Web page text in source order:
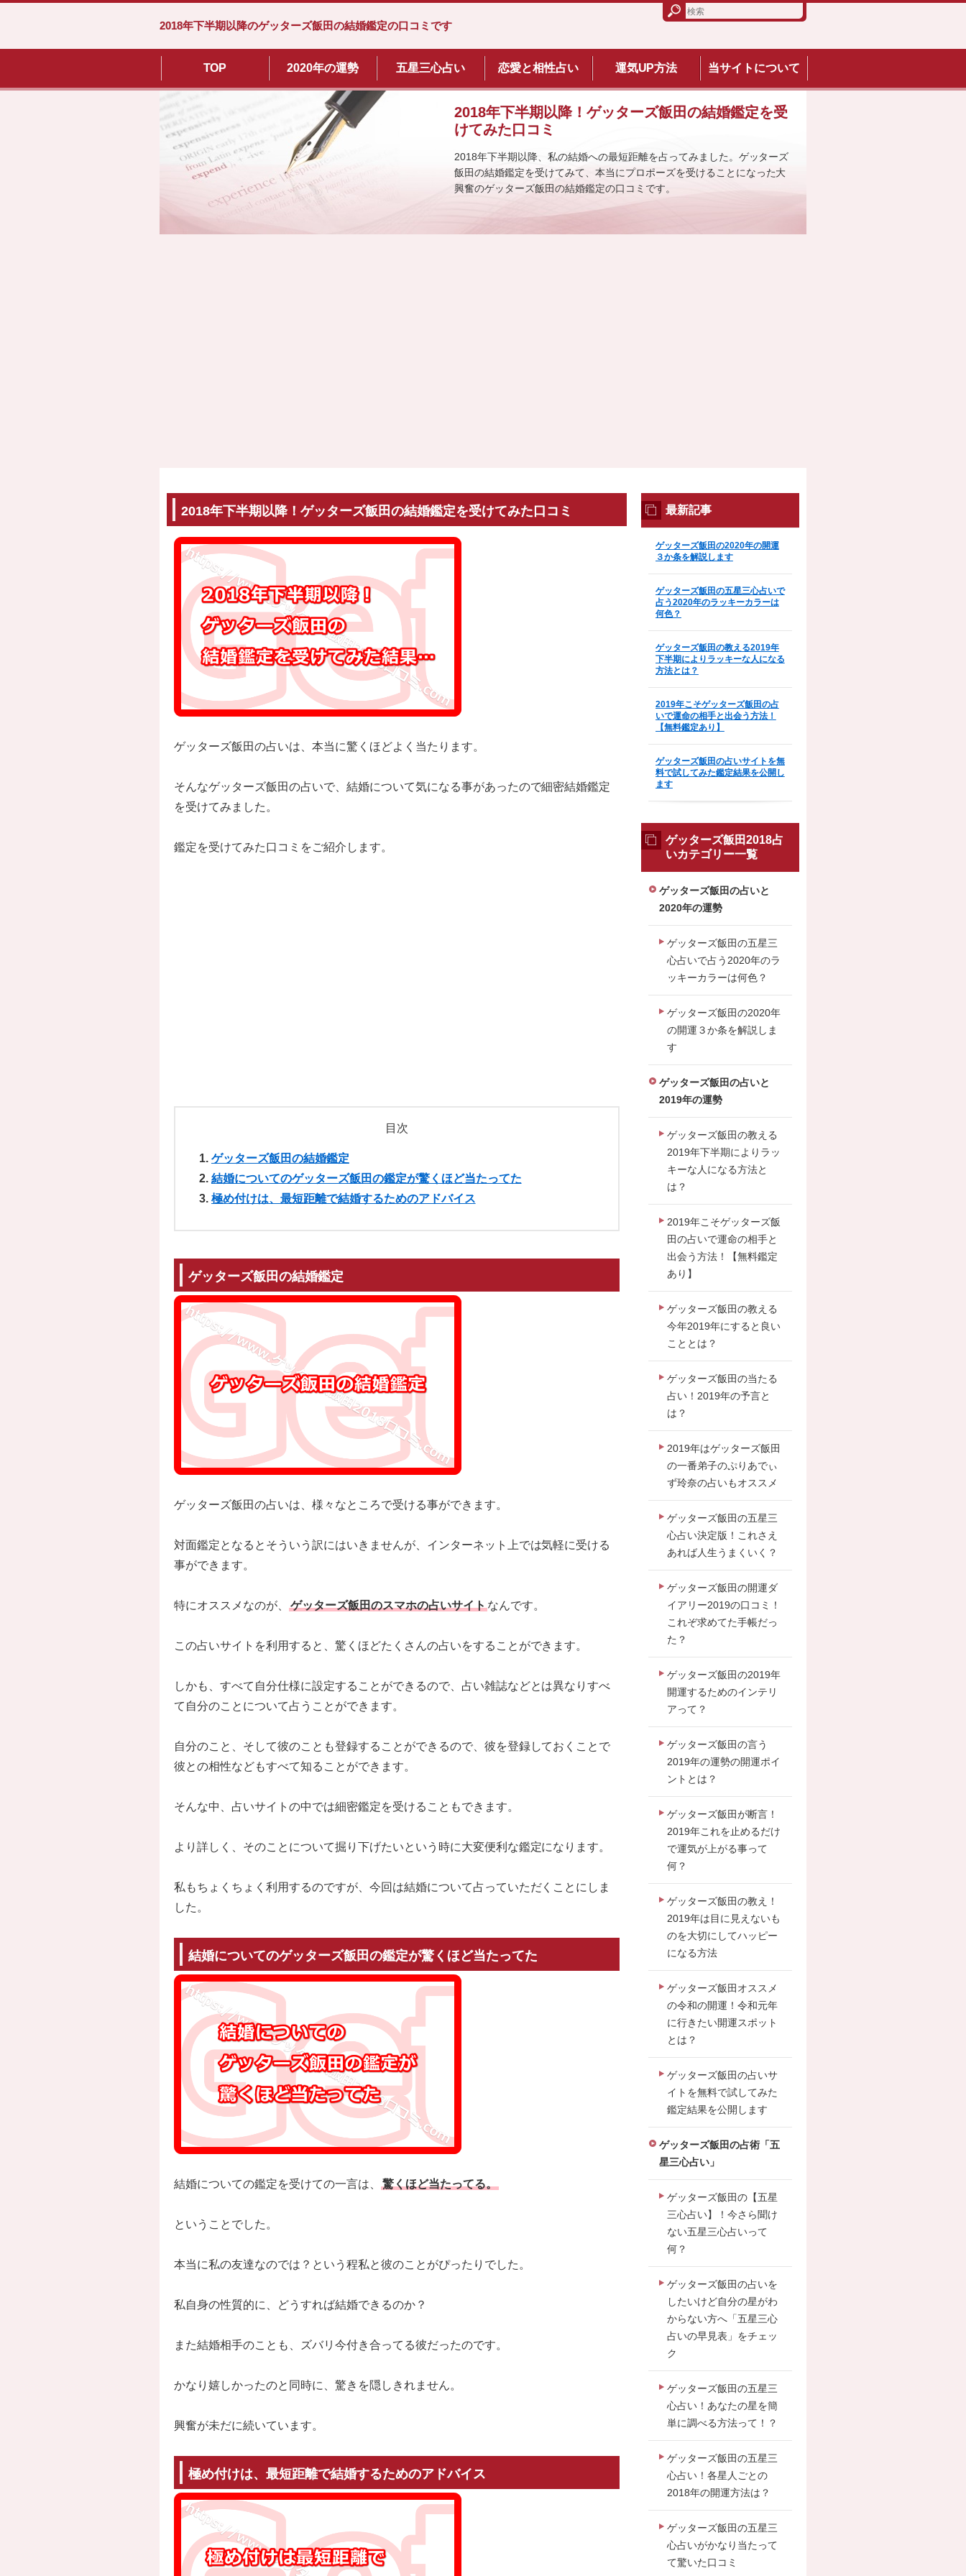
2018年下半期以降のゲッターズ飯田の結婚鑑定の口コミです
TOP 2020年の運勢 五星三心占い 恋愛と相性占い 運気UP方法 当サイトについて
2018年下半期以降！ゲッターズ飯田の結婚鑑定を受
けてみた口コミ
2018年下半期以降、私の結婚への最短距離を占ってみました。ゲッターズ
飯田の結婚鑑定を受けてみて、本当にプロポーズを受けることになった大
興奮のゲッターズ飯田の結婚鑑定の口コミです。
2018年下半期以降！ゲッターズ飯田の結婚鑑定を受けてみた口コミ
ゲッターズ飯田の占いは、本当に驚くほどよく当たります。
そんなゲッターズ飯田の占いで、結婚について気になる事があったので細密結婚鑑定
を受けてみました。
鑑定を受けてみた口コミをご紹介します。
目次
ゲッターズ飯田の結婚鑑定
結婚についてのゲッターズ飯田の鑑定が驚くほど当たってた
極め付けは、最短距離で結婚するためのアドバイス
ゲッターズ飯田の結婚鑑定
ゲッターズ飯田の占いは、様々なところで受ける事ができます。
対面鑑定となるとそういう訳にはいきませんが、インターネット上では気軽に受ける
事ができます。
特にオススメなのが、 ゲッターズ飯田のスマホの占いサイトなんです。
この占いサイトを利用すると、驚くほどたくさんの占いをすることができます。
しかも、すべて自分仕様に設定することができるので、占い雑誌などとは異なりすべ
て自分のことについて占うことができます。
自分のこと、そして彼のことも登録することができるので、彼を登録しておくことで
彼との相性などもすべて知ることができます。
そんな中、占いサイトの中では細密鑑定を受けることもできます。
より詳しく、そのことについて掘り下げたいという時に大変便利な鑑定になります。
私もちょくちょく利用するのですが、今回は結婚について占っていただくことにしま
した。
結婚についてのゲッターズ飯田の鑑定が驚くほど当たってた
結婚についての鑑定を受けての一言は、 驚くほど当たってる。
ということでした。
本当に私の友達なのでは？という程私と彼のことがぴったりでした。
私自身の性質的に、どうすれば結婚できるのか？
また結婚相手のことも、ズバリ今付き合ってる彼だったのです。
かなり嬉しかったのと同時に、驚きを隠しきれません。
興奮が未だに続いています。
極め付けは、最短距離で結婚するためのアドバイス
最新記事
ゲッターズ飯田の2020年の開運
３か条を解説します
ゲッターズ飯田の五星三心占いで
占う2020年のラッキーカラーは
何色？
ゲッターズ飯田の教える2019年
下半期によりラッキーな人になる
方法とは？
2019年こそゲッターズ飯田の占
いで運命の相手と出会う方法！
【無料鑑定あり】
ゲッターズ飯田の占いサイトを無
料で試してみた鑑定結果を公開し
ます
ゲッターズ飯田2018占
いカテゴリー一覧
ゲッターズ飯田の占いと
2020年の運勢
ゲッターズ飯田の五星三
心占いで占う2020年のラ
ッキーカラーは何色？
ゲッターズ飯田の2020年
の開運３か条を解説しま
す
ゲッターズ飯田の占いと
2019年の運勢
ゲッターズ飯田の教える
2019年下半期によりラッ
キーな人になる方法と
は？
2019年こそゲッターズ飯
田の占いで運命の相手と
出会う方法！【無料鑑定
あり】
ゲッターズ飯田の教える
今年2019年にすると良い
こととは？
ゲッターズ飯田の当たる
占い！2019年の予言と
は？
2019年はゲッターズ飯田
の一番弟子のぷりあでぃ
ず玲奈の占いもオススメ
ゲッターズ飯田の五星三
心占い決定版！これさえ
あれば人生うまくいく？
ゲッターズ飯田の開運ダ
イアリー2019の口コミ！
これぞ求めてた手帳だっ
た？
ゲッターズ飯田の2019年
開運するためのインテリ
アって？
ゲッターズ飯田の言う
2019年の運勢の開運ポイ
ントとは？
ゲッターズ飯田が断言！
2019年これを止めるだけ
で運気が上がる事って
何？
ゲッターズ飯田の教え！
2019年は目に見えないも
のを大切にしてハッピー
になる方法
ゲッターズ飯田オススメ
の令和の開運！令和元年
に行きたい開運スポット
とは？
ゲッターズ飯田の占いサ
イトを無料で試してみた
鑑定結果を公開します
ゲッターズ飯田の占術「五
星三心占い」
ゲッターズ飯田の【五星
三心占い】！今さら聞け
ない五星三心占いって
何？
ゲッターズ飯田の占いを
したいけど自分の星がわ
からない方へ「五星三心
占いの早見表」をチェッ
ク
ゲッターズ飯田の五星三
心占い！あなたの星を簡
単に調べる方法って！？
ゲッターズ飯田の五星三
心占い！各星人ごとの
2018年の開運方法は？
ゲッターズ飯田の五星三
心占いがかなり当たって
て驚いた口コミ